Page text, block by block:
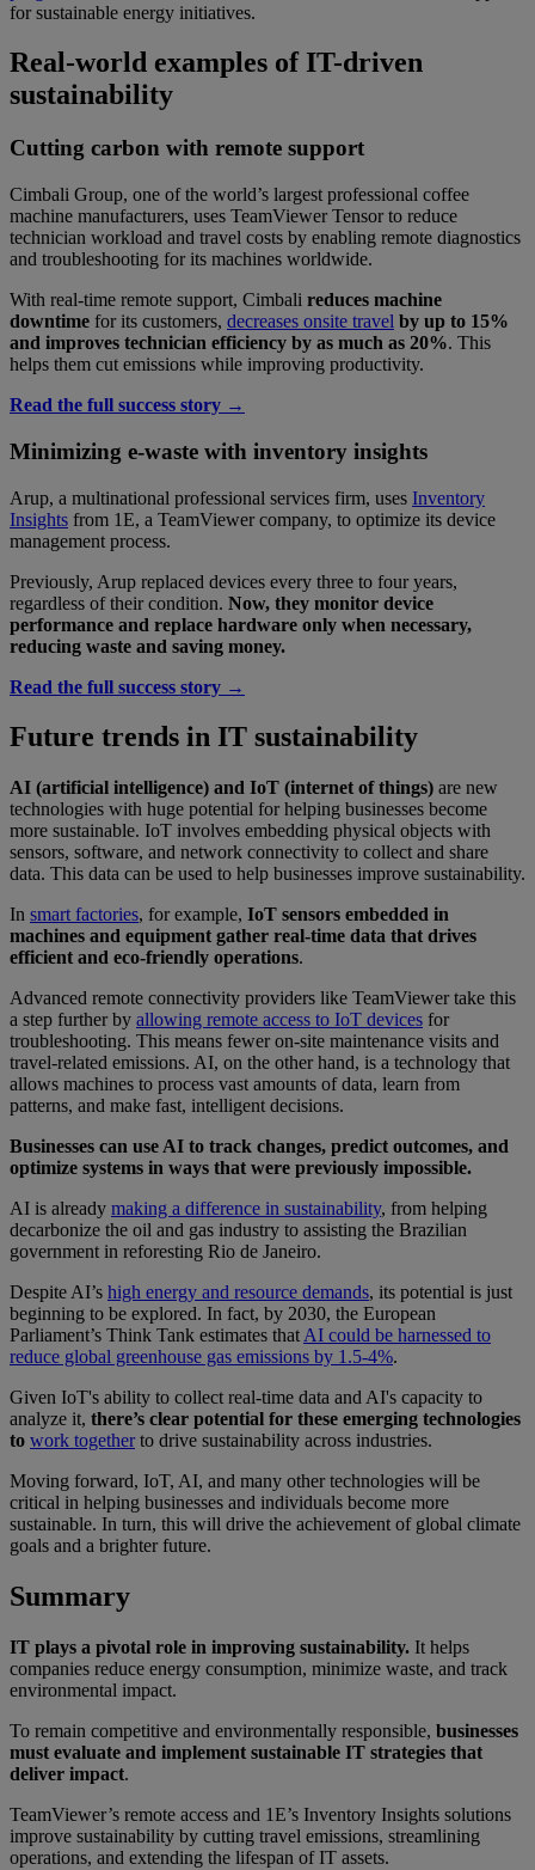
for sustainable energy initiatives.
Real-world examples of IT-driven
sustainability
Cutting carbon with remote support
Cimbali Group, one of the world’s largest professional coffee
machine manufacturers, uses TeamViewer Tensor to reduce
technician workload and travel costs by enabling remote diagnostics
and troubleshooting for its machines worldwide.
With real-time remote support, Cimbali reduces machine
downtime for its customers, decreases onsite travel by up to 15%
and improves technician efficiency by as much as 20%. This
helps them cut emissions while improving productivity.
Read the full success story →
Minimizing e-waste with inventory insights
Arup, a multinational professional services firm, uses Inventory
Insights from 1E, a TeamViewer company, to optimize its device
management process.
Previously, Arup replaced devices every three to four years,
regardless of their condition. Now, they monitor device
performance and replace hardware only when necessary,
reducing waste and saving money.
Read the full success story →
Future trends in IT sustainability
AI (artificial intelligence) and IoT (internet of things) are new
technologies with huge potential for helping businesses become
more sustainable. IoT involves embedding physical objects with
sensors, software, and network connectivity to collect and share
data. This data can be used to help businesses improve sustainability.
In smart factories, for example, IoT sensors embedded in
machines and equipment gather real-time data that drives
efficient and eco-friendly operations.
Advanced remote connectivity providers like TeamViewer take this
a step further by allowing remote access to IoT devices for
troubleshooting. This means fewer on-site maintenance visits and
travel-related emissions. AI, on the other hand, is a technology that
allows machines to process vast amounts of data, learn from
patterns, and make fast, intelligent decisions.
Businesses can use AI to track changes, predict outcomes, and
optimize systems in ways that were previously impossible.
AI is already making a difference in sustainability, from helping
decarbonize the oil and gas industry to assisting the Brazilian
government in reforesting Rio de Janeiro.
Despite AI’s high energy and resource demands, its potential is just
beginning to be explored. In fact, by 2030, the European
Parliament’s Think Tank estimates that AI could be harnessed to
reduce global greenhouse gas emissions by 1.5-4%.
Given IoT's ability to collect real-time data and AI's capacity to
analyze it, there’s clear potential for these emerging technologies
to work togetherto drive sustainability across industries.
Moving forward, IoT, AI, and many other technologies will be
critical in helping businesses and individuals become more
sustainable. In turn, this will drive the achievement of global climate
goals and a brighter future.
Summary
IT plays a pivotal role in improving sustainability. It helps
companies reduce energy consumption, minimize waste, and track
environmental impact.
To remain competitive and environmentally responsible, businesses
must evaluate and implement sustainable IT strategies that
deliver impact.
TeamViewer’s remote access and 1E’s Inventory Insights solutions
improve sustainability by cutting travel emissions, streamlining
operations, and extending the lifespan of IT assets.